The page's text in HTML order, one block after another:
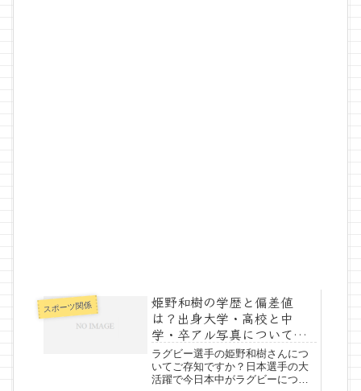
スポーツ関係
姫野和樹の学歴と偏差値
は？出身大学・高校と中
学・卒アル写真について調
査！
ラグビー選手の姫野和樹さんにつ
いてご存知ですか？日本選手の大
活躍で今日本中がラグビーについ